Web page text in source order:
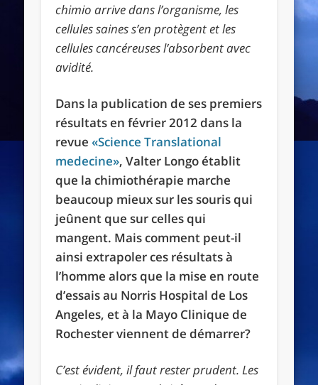
chimio arrive dans l’organisme, les
cellules saines s’en protègent et les
cellules cancéreuses l’absorbent avec
avidité.
Dans la publication de ses premiers
résultats en février 2012 dans la
revue«Science Translational
medecine», Valter Longo établit
que la chimiothérapie marche
beaucoup mieux sur les souris qui
jeûnent que sur celles qui
mangent. Mais comment peut-il
ainsi extrapoler ces résultats à
l’homme alors que la mise en route
d’essais au Norris Hospital de Los
Angeles, et à la Mayo Clinique de
Rochester viennent de démarrer?
C’est évident, il faut rester prudent. Les